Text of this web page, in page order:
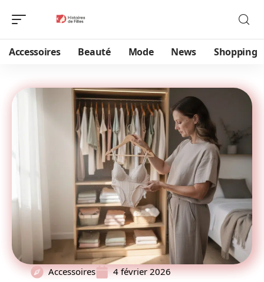
Accessoires Beauté Mode News Shopping
Accessoires 4 février 2026